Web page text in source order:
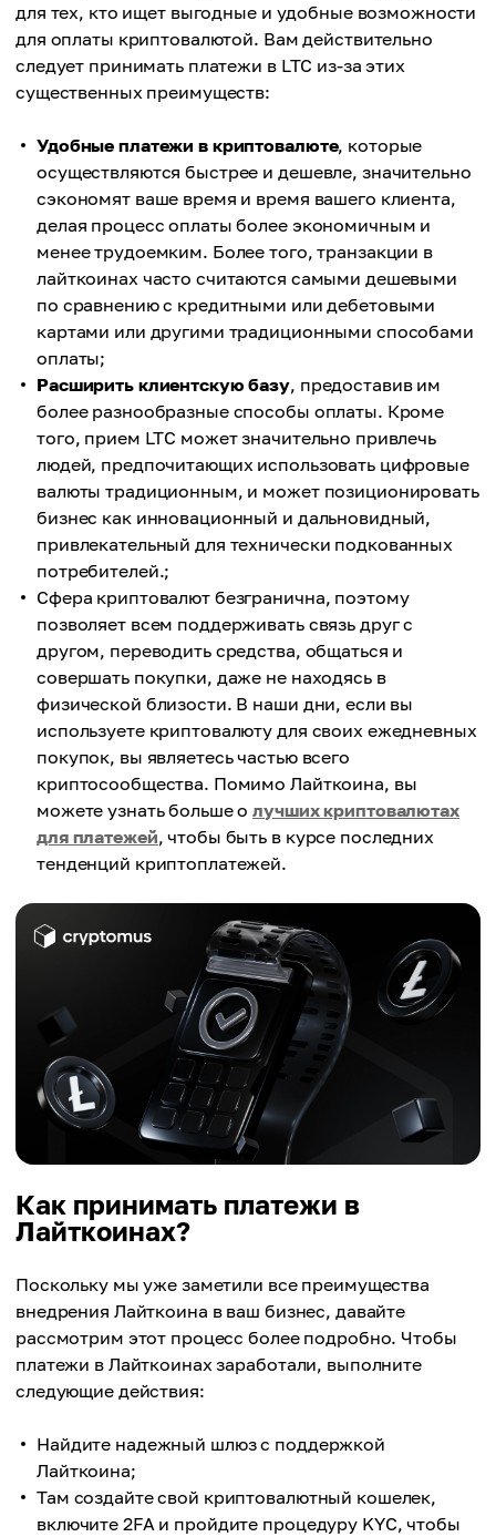
для тех, кто ищет выгодные и удобные возможности
для оплаты криптовалютой. Вам действительно
следует принимать платежи в LTC из-за этих
существенных преимуществ:
Удобные платежи в криптовалюте, которые
осуществляются быстрее и дешевле, значительно
сэкономят ваше время и время вашего клиента,
делая процесс оплаты более экономичным и
менее трудоемким. Более того, транзакции в
лайткоинах часто считаются самыми дешевыми
по сравнению с кредитными или дебетовыми
картами или другими традиционными способами
оплаты;
Расширить клиентскую базу, предоставив им
более разнообразные способы оплаты. Кроме
того, прием LTC может значительно привлечь
людей, предпочитающих использовать цифровые
валюты традиционным, и может позиционировать
бизнес как инновационный и дальновидный,
привлекательный для технически подкованных
потребителей.;
Сфера криптовалют безгранична, поэтому
позволяет всем поддерживать связь друг с
другом, переводить средства, общаться и
совершать покупки, даже не находясь в
физической близости. В наши дни, если вы
используете криптовалюту для своих ежедневных
покупок, вы являетесь частью всего
криптосообщества. Помимо Лайткоина, вы
можете узнать больше олучших криптовалютах
для платежей, чтобы быть в курсе последних
тенденций криптоплатежей.
Как принимать платежи в
Лайткоинах?
Поскольку мы уже заметили все преимущества
внедрения Лайткоина в ваш бизнес, давайте
рассмотрим этот процесс более подробно. Чтобы
платежи в Лайткоинах заработали, выполните
следующие действия:
Найдите надежный шлюз с поддержкой
Лайткоина;
Там создайте свой криптовалютный кошелек,
включите 2FA и пройдите процедуру KYC, чтобы